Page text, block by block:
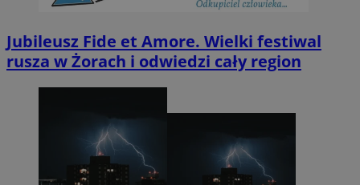
Jubileusz Fide et Amore. Wielki festiwal
rusza w Żorach i odwiedzi cały region